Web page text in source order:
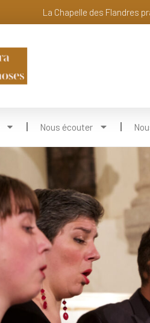
La Chapelle des Flandres
Nous écouter